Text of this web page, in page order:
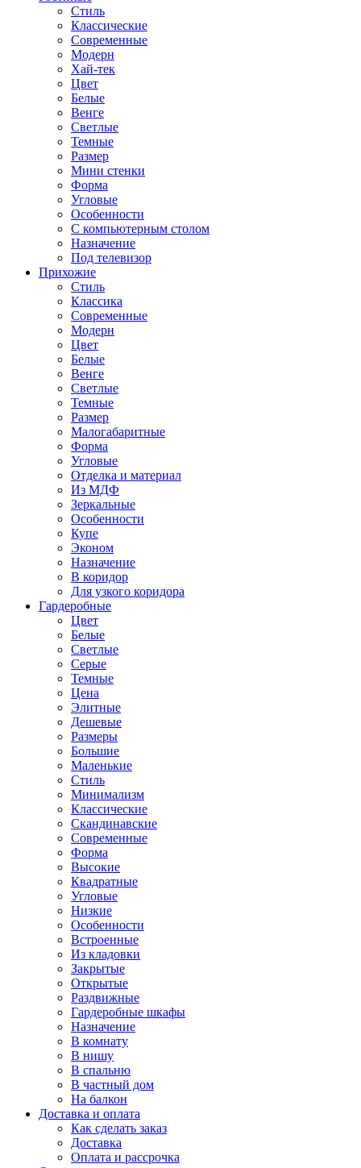
Стиль
Классические
Современные
Модерн
Хай-тек
Цвет
Белые
Венге
Светлые
Темные
Размер
Мини стенки
Форма
Угловые
Особенности
С компьютерным столом
Назначение
Под телевизор
Прихожие
Стиль
Классика
Современные
Модерн
Цвет
Белые
Венге
Светлые
Темные
Размер
Малогабаритные
Форма
Угловые
Отделка и материал
Из МДФ
Зеркальные
Особенности
Купе
Эконом
Назначение
В коридор
Для узкого коридора
Гардеробные
Цвет
Белые
Светлые
Серые
Темные
Цена
Элитные
Дешевые
Размеры
Большие
Маленькие
Стиль
Минимализм
Классические
Скандинавские
Современные
Форма
Высокие
Квадратные
Угловые
Низкие
Особенности
Встроенные
Из кладовки
Закрытые
Открытые
Раздвижные
Гардеробные шкафы
Назначение
В комнату
В нишу
В спальню
В частный дом
На балкон
Доставка и оплата
Как сделать заказ
Доставка
Оплата и рассрочка